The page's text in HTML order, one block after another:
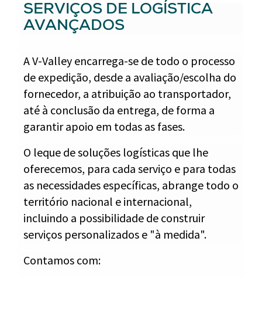
SERVIÇOS DE LOGÍSTICA
AVANÇADOS
A V-Valley encarrega-se de todo o processo
de expedição, desde a avaliação/escolha do
fornecedor, a atribuição ao transportador,
até à conclusão da entrega, de forma a
garantir apoio em todas as fases.
O leque de soluções logísticas que lhe
oferecemos, para cada serviço e para todas
as necessidades específicas, abrange todo o
território nacional e internacional,
incluindo a possibilidade de construir
serviços personalizados e "à medida".
Contamos com: